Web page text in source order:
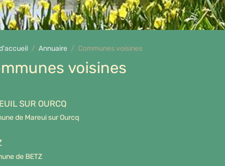
Annuaire Communes voisines
voisines
SUR OURCQ
de Mareui sur Ourcq
de BETZ